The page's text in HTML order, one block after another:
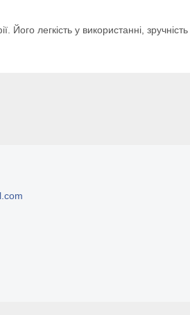
легкість у використанні, зручність